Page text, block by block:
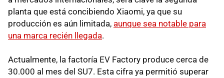
planta que está concibiendo Xiaomi, ya que su
producción es aún limitada, aunque sea notable para
una marca recién llegada.
Actualmente, la factoría EV Factory produce cerca de
30.000 al mes del SU7. Esta cifra ya permitió superar